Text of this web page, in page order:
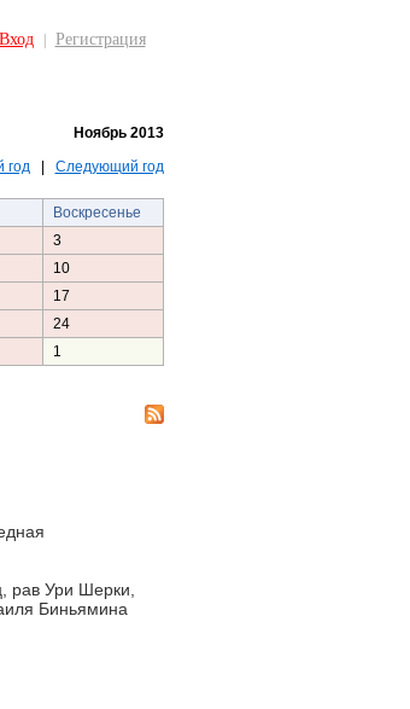
Вход Регистрация
Ноябрь 2013
год| Следующий год
Воскресенье
3
10
17
24
1
рав Ури Шерки,
Биньямина